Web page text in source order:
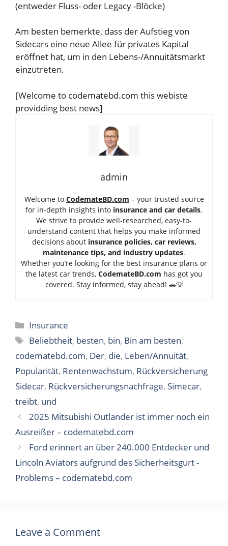
(entweder Fluss- oder Legacy -Blöcke)
Am besten bemerkte, dass der Aufstieg von
Sidecars eine neue Allee für privates Kapital
eröffnet hat, um in den Lebens-/Annuitätsmarkt
einzutreten.
[Welcome to codematebd.com this webiste
providding best news]
admin
Welcome to CodemateBD.com – your trusted source
for in-depth insights into insurance and car details.
We strive to provide well-researched, easy-to-
understand content that helps you make informed
decisions about insurance policies, car reviews,
maintenance tips, and industry updates.
Whether you’re looking for the best insurance plans or
the latest car trends, CodemateBD.com has got you
covered. Stay informed, stay ahead! 🚗💡
Categories
Insurance
Tags
Beliebtheit, besten, bin, Bin am besten,
codematebd.com, Der, die, Leben/Annuität,
Popularität, Rentenwachstum, Rückversicherung
Sidecar, Rückversicherungsnachfrage, Simecar,
treibt, und
2025 Mitsubishi Outlander ist immer noch ein
Ausreißer – codematebd.com
Ford erinnert an über 240.000 Entdecker und
Lincoln Aviators aufgrund des Sicherheitsgurt -
Problems – codematebd.com
Leave a Comment